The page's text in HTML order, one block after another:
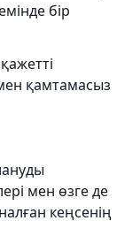
бір
қамтамасыз
мен өзге де
кеңсенің